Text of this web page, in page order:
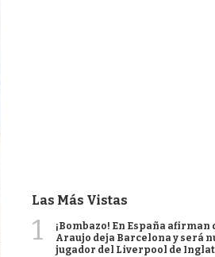
Las Más Vistas
1
¡Bombazo! En España afirman
Araujo deja Barcelona y será
jugador del Liverpool de